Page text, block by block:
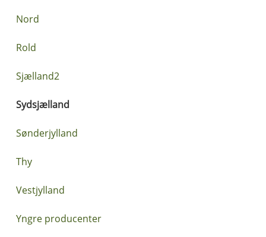
Nord
Rold
Sjælland2
Sydsjælland
Sønderjylland
Thy
Vestjylland
Yngre producenter